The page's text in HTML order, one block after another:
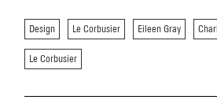
Design Le Corbusier Eileen Gray
Le Corbusier